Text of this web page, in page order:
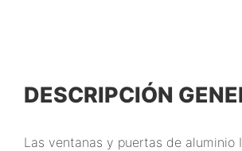
DESCRIPCIÓN
Las ventanas y puertas de aluminio